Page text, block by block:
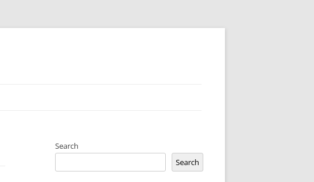
Search
Search